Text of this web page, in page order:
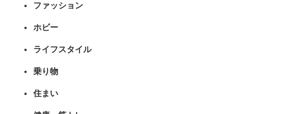
ファッション
ホビー
ライフスタイル
乗り物
住まい